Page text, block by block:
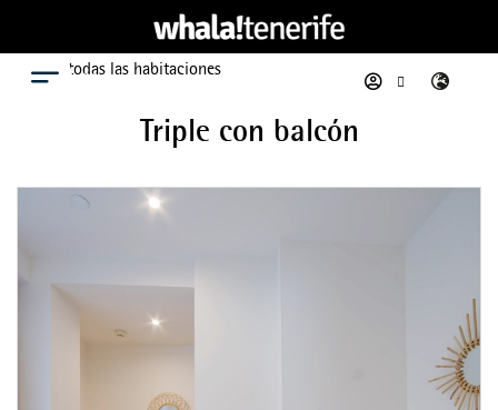
Menú
Ver todas las habitaciones
Triple con balcón